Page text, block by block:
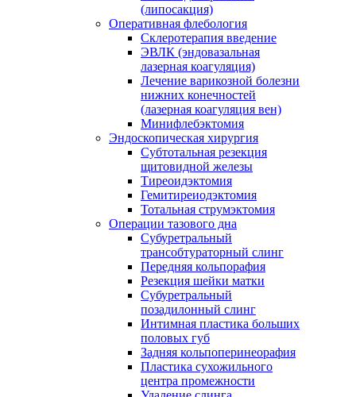
(липосакция)
Оперативная флебология
Склеротерапия введение
ЭВЛК (эндовазальная
лазерная коагуляция)
Лечение варикозной болезни
нижних конечностей
(лазерная коагуляция вен)
Минифлебэктомия
Эндоскопическая хирургия
Субтотальная резекция
щитовидной железы
Тиреоидэктомия
Гемитиреиодэктомия
Тотальная струмэктомия
Операции тазового дна
Субуретральный
трансобтураторный слинг
Передняя кольпорафия
Резекция шейки матки
Субуретральный
позадилонный слинг
Интимная пластика больших
половых губ
Задняя кольпоперинеорафия
Пластика сухожильного
центра промежности